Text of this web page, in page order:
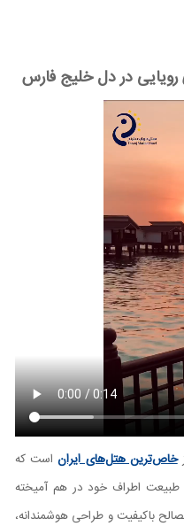
در دل خلیج فارس
خاص‌ترین هتل‌های ایراناست که
اطراف خود در هم آمیخته
باکیفیت و طراحی هوشمندانه،